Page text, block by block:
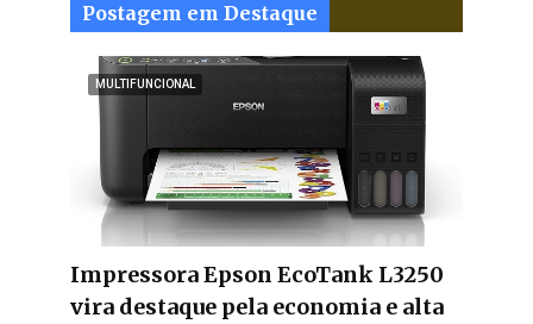
Postagem em Destaque
MULTIFUNCIONAL
Impressora Epson EcoTank L3250
vira destaque pela economia e alta